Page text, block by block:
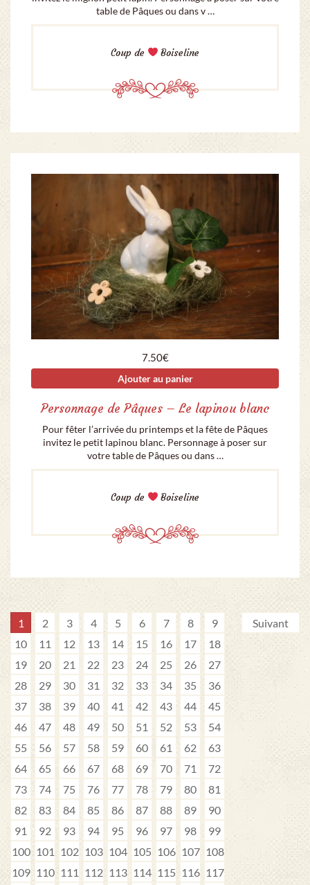
table de Pâques ou dans v …
Coup de Boiseline
7.50€
Ajouter au panier
Personnage de Pâques – Le lapinou blanc
Pour fêter l’arrivée du printemps et la fête de Pâques
invitez le petit lapinou blanc. Personnage à poser sur
votre table de Pâques ou dans …
Coup de Boiseline
1 2 3 4 5 6 7 8
9
10
11 12 13 14 15 16 17
18
19
20 21 22 23 24 25 26
27
28
29 30 31 32 33 34 35
36
37
38 39 40 41 42 43 44
45
46
47 48 49 50 51 52 53
54
55
56 57 58 59 60 61 62
63
64
65 66 67 68 69 70 71
72
73
74 75 76 77 78 79 80
81
82
83 84 85 86 87 88 89
90
91
92 93 94 95 96 97 98
99
100 101 102 103 104 105 106 107 108
109 110 111 112 113 114 115 116 117
Suivant